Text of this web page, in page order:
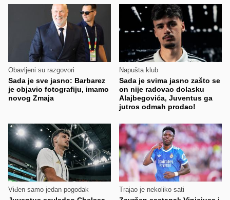
Obavljeni su razgovori
Sada je sve jasno: Barbarez
je objavio fotografiju, imamo
novog Zmaja
Napušta klub
Sada je svima jasno zašto se
on nije radovao dolasku
Alajbegovića, Juventus ga
jutros odmah prodao!
Viđen samo jedan pogodak Trajao je nekoliko sati